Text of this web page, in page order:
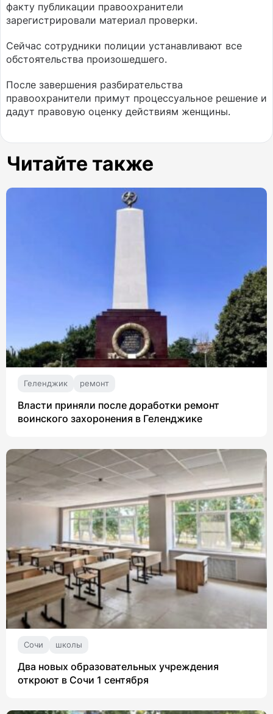
факту публикации правоохранители
зарегистрировали материал проверки.
Сейчас сотрудники полиции устанавливают все
обстоятельства произошедшего.
После завершения разбирательства
правоохранители примут процессуальное решение и
дадут правовую оценку действиям женщины.
Читайте также
Геленджик ремонт
Власти приняли после доработки ремонт
воинского захоронения в Геленджике
Сочи школы
Два новых образовательных учреждения
откроют в Сочи 1 сентября